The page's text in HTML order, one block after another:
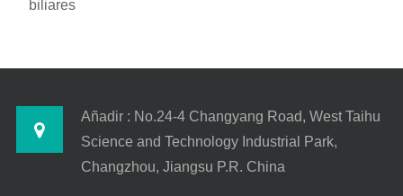
biliares
Añadir : No.24-4 Changyang Road, West Taihu
Science and Technology Industrial Park,
Changzhou, Jiangsu P.R. China